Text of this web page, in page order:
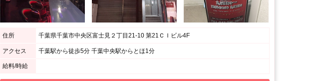
住所 千葉県千葉市中央区富士見２丁目21-10 第21ＣＩビル4F
アクセス 千葉駅から徒歩5分 千葉中央駅からとほ1分
給料/時給